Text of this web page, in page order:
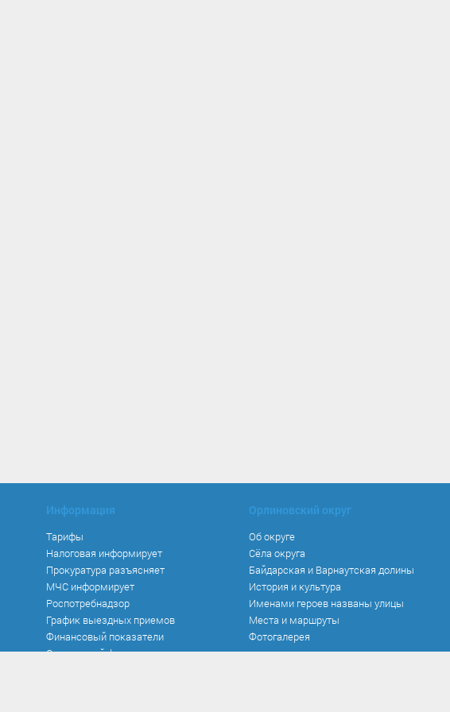
Информация
Тарифы
Налоговая информирует
Прокуратура разъясняет
МЧС информирует
Роспотребнадзор
График выездных приемов
Финансовый показатели
Социальный фонд
Орлиновский округ
Об округе
Сёла округа
Байдарская и Варнаутская долины
История и культура
Именами героев названы улицы
Места и маршруты
Фотогалерея